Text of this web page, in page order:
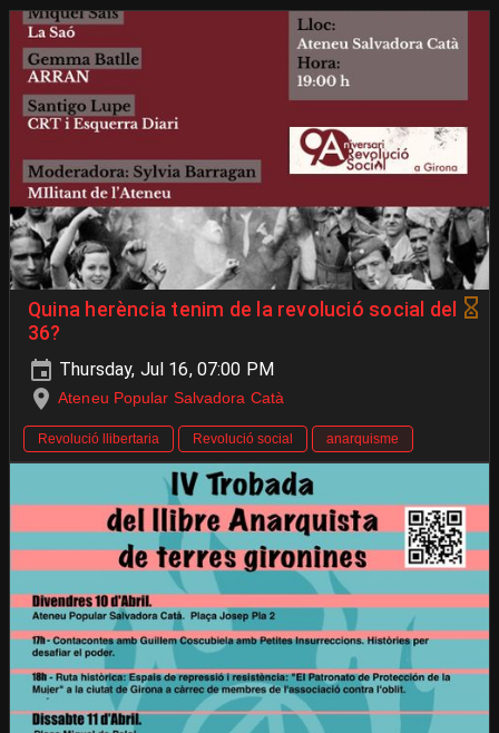
Quina herència tenim de la revolució social del
36?
Thursday, Jul 16, 07:00 PM
Ateneu Popular Salvadora Catà
Revolució llibertaria Revolució social anarquisme